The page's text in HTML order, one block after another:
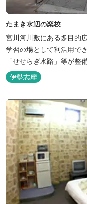
たまき水辺の楽校
宮川河川敷にある多目的
学習の場として利活用で
「せせらぎ水路」等が整備されています
バーベキューはもちろん
ャンプなどもお楽しみいただけます！ 火災防
使...
伊勢志摩